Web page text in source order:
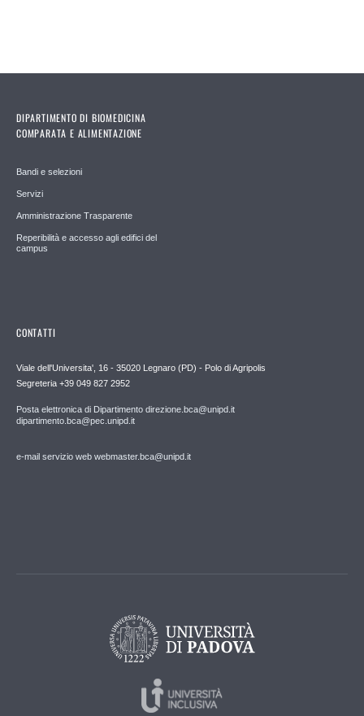
DIPARTIMENTO DI BIOMEDICINA
COMPARATA E ALIMENTAZIONE
Bandi e selezioni
Servizi
Amministrazione Trasparente
Reperibilità e accesso agli edifici del
campus
CONTATTI
Viale dell'Universita', 16 - 35020 Legnaro (PD) - Polo di Agripolis
Segreteria +39 049 827 2952
Posta elettronica di Dipartimento direzione.bca@unipd.it
dipartimento.bca@pec.unipd.it
e-mail servizio web webmaster.bca@unipd.it